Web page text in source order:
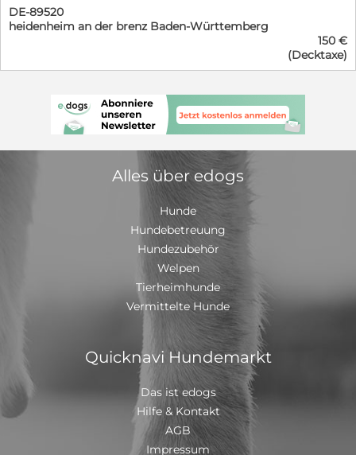
gerne das ein Teil von ihm weiterhin in der Zukunft
bleibt) Fellfarbe: cremefarbenem Alter: 7 Jahre und
kerngesund, alle Impfungen erledigt, Entwurmt etc.
gesund, aktiv, wesensfest und rassetypisch gebaut. Er
freundlichen, ausgeglichenen, temperamentvollen und
verspielten Charakter. Deckbedingungen: Sollte das
Weibchen leer bleiben, wird eine kostenlose
DE-89520
heidenheim an der brenz Baden-Württemberg
150 €
(Decktaxe)
Alles über edogs
Hunde
Hundebetreuung
Hundezubehör
Welpen
Tierheimhunde
Vermittelte Hunde
Quicknavi Hundemarkt
Das ist edogs
Hilfe & Kontakt
AGB
Impressum